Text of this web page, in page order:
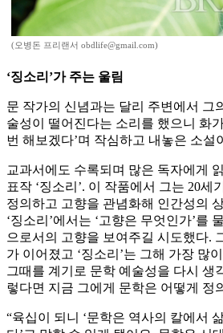
(오병돈 프리랜서 obdlife@gmail.com)
‘징소리’가 주는 울림
문 작가의 신념과는 달리 주변에서 그
술성이 떨어진다는 소리를 했으니 화
번 해보겠다’며 작심하고 내놓은 소설
교과서에도 수록되며 많은 독자에게
표작 ‘징소리’. 이 작품에서 그는 20세
정의하고 고향을 관념화해 인간성의
‘징소리’에서는 ‘고향은 무엇인가’를
으로서의 고향을 보여주길 시도했다.
가 이어졌고 ‘징소리’는 그해 가장 많
그때를 계기로 문학 예술성을 다시 생
렇다면 지금 그에게 문학은 어떻게 정
“육십이 되니 ‘문학은 역사의 칼에서